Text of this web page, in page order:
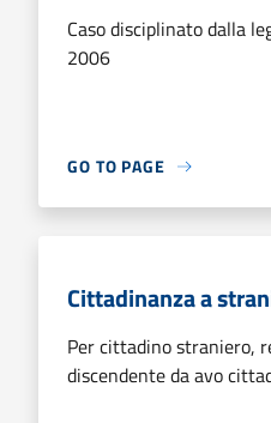
Caso disciplinato dalla
2006
GO TO PAGE
Cittadinanza a
Per cittadino straniero,
discendente da avo